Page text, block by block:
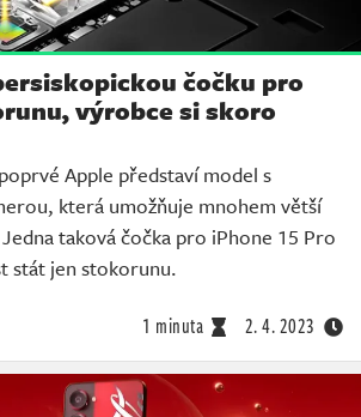
čočku pro
výrobce si skoro
Apple představí model s
která umožňuje mnohem větší
taková čočka pro iPhone 15 Pro
stát jen stokorunu.
1 minuta 2. 4. 2023